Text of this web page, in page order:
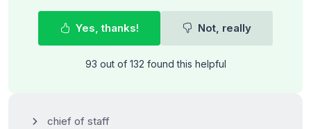
Yes, thanks! Not, really
93 out of 132 found this helpful
chief of staff